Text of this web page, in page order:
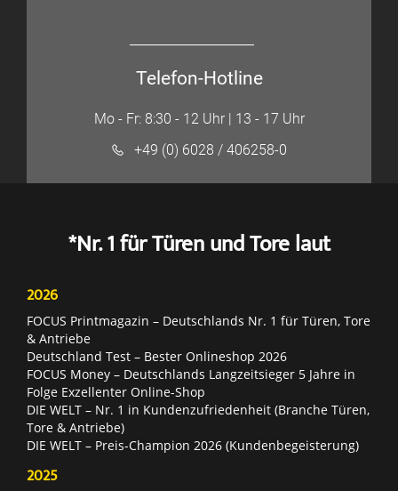
Telefon-Hotline
Mo - Fr: 8:30 - 12 Uhr | 13 - 17 Uhr
+49 (0) 6028 / 406258-0
*Nr. 1 für Türen und Tore laut
2026
FOCUS Printmagazin – Deutschlands Nr. 1 für Türen, Tore
& Antriebe
Deutschland Test – Bester Onlineshop 2026
FOCUS Money – Deutschlands Langzeitsieger 5 Jahre in
Folge Exzellenter Online-Shop
DIE WELT – Nr. 1 in Kundenzufriedenheit (Branche Türen,
Tore & Antriebe)
DIE WELT – Preis-Champion 2026 (Kundenbegeisterung)
2025